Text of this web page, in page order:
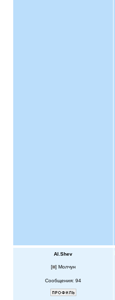
Al.Shev
[ ] Молчун
Сообщения: 94